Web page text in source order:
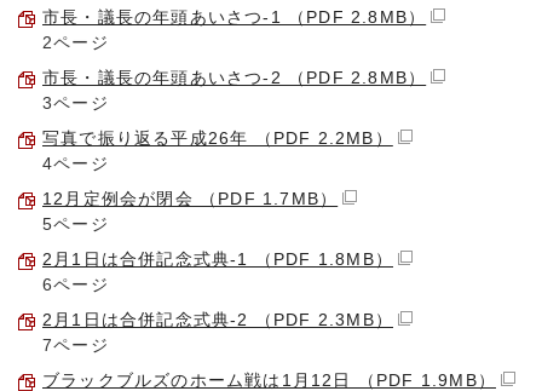
市長・議長の年頭あいさつ-1 （PDF 2.8MB）
2ページ
市長・議長の年頭あいさつ-2 （PDF 2.8MB）
3ページ
写真で振り返る平成26年 （PDF 2.2MB）
4ページ
12月定例会が閉会 （PDF 1.7MB）
5ページ
2月1日は合併記念式典-1 （PDF 1.8MB）
6ページ
2月1日は合併記念式典-2 （PDF 2.3MB）
7ページ
ブラックブルズのホーム戦は1月12日 （PDF 1.9MB）